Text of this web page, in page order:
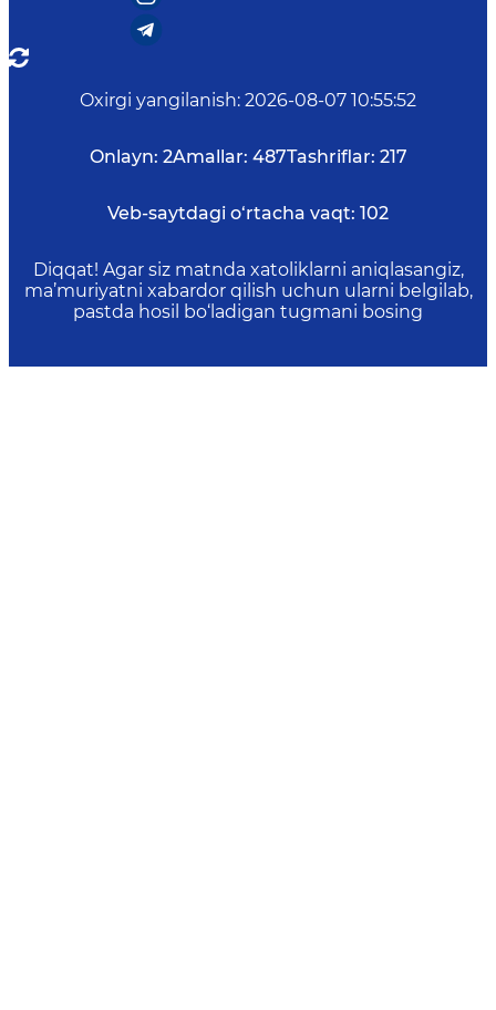
Oxirgi yangilanish: 2026-08-07 10:55:52
Onlayn: 2Amallar: 487Tashriflar: 217
Veb-saytdagi o‘rtacha vaqt: 102
Diqqat! Agar siz matnda xatoliklarni aniqlasangiz,
ma’muriyatni xabardor qilish uchun ularni belgilab,
pastda hosil bo‘ladigan tugmani bosing